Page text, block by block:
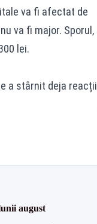
va fi afectat de
va fi major. Sporul,
lei.
a stârnit deja reacții
august